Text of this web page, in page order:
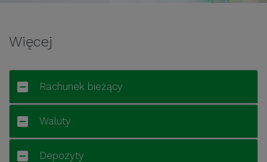
Więcej
Rachunek bieżący
Waluty
Depozyty